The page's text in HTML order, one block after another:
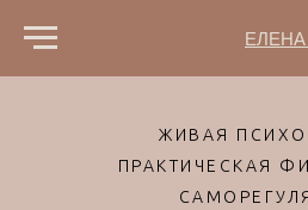
ЖИВАЯ
ПРАКТИЧЕСКАЯ